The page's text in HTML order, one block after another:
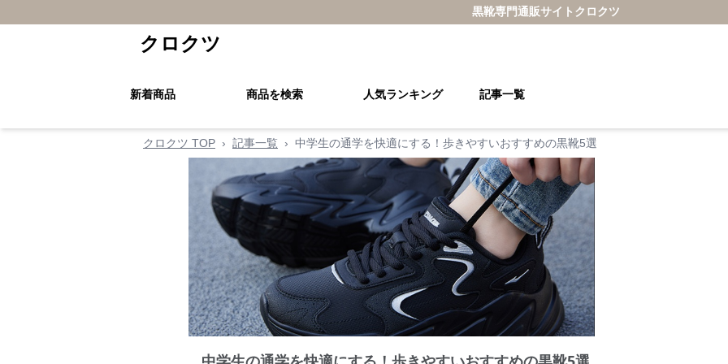
黒靴専門通販サイト クロクツ
クロクツ
新着商品 商品を検索 人気ランキング 記事一覧
クロクツ TOP › 記事一覧 › 中学生の通学を快適にする！歩きやすいおすすめの黒靴5選